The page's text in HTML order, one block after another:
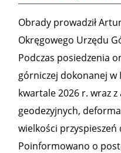
Obrady prowadził
Okręgowego Urzędu
Podczas posiedzenia
górniczej dokonanej w
kwartale 2026 r. wraz
geodezyjnych,
wielkości
Poinformowano o